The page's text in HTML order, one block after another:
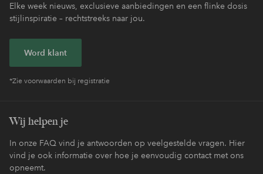
Elke week nieuws, exclusieve aanbiedingen en een flinke dosis
stijlinspiratie – rechtstreeks naar jou.
Word klant
*Zie voorwaarden bij registratie
Wij helpen je
In onze FAQ vind je antwoorden op veelgestelde vragen. Hier
vind je ook informatie over hoe je eenvoudig contact met ons
opneemt.